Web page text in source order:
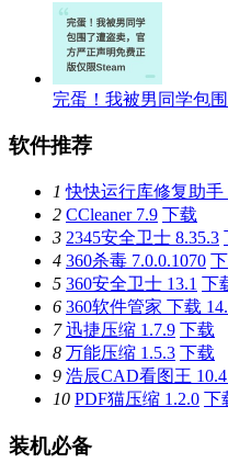
完蛋！我被男同学包
软件推荐
1 快快运行库修复助手
2 CCleaner 7.9 下载
3 2345安全卫士 8.35.3
4 360杀毒 7.0.0.1070
5 360安全卫士 13.1 下
6 360软件管家 下载
7 迅捷压缩 1.7.9 下载
8 万能压缩 1.5.3 下载
9 浩辰CAD看图王
10 PDF猫压缩 1.2.0 下
装机必备